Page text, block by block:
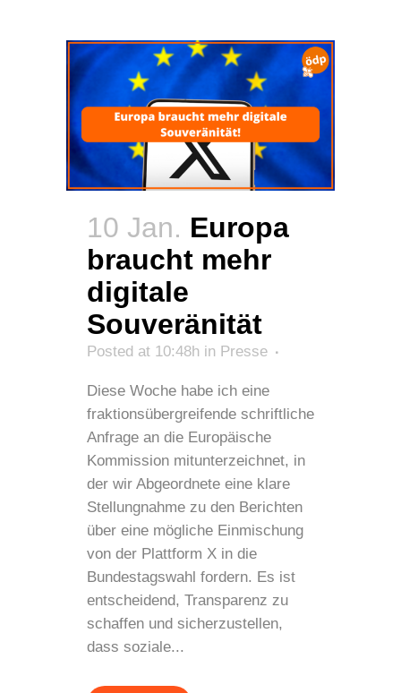
10 Jan. Europa
braucht mehr
digitale
Souveränität
Posted at 10:48h in Presse
Diese Woche habe ich eine
fraktionsübergreifende schriftliche
Anfrage an die Europäische
Kommission mitunterzeichnet, in
der wir Abgeordnete eine klare
Stellungnahme zu den Berichten
über eine mögliche Einmischung
von der Plattform X in die
Bundestagswahl fordern. Es ist
entscheidend, Transparenz zu
schaffen und sicherzustellen,
dass soziale...